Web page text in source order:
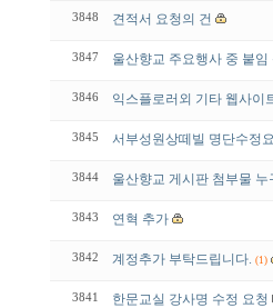
3848 견적서 요청의 건
3847 울산향교 주요행사 중 붙임
3846 익스플로러외 기타 웹사이
3845 서부성원상떼빌 명단수정
3844 울산향교 게시판 첨부물
3843 연혁 추가
3842 계정추가 부탁드립니다. (1)
3841 한문교실 강사명 수정 요청